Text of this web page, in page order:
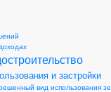
и застройки
вид использования